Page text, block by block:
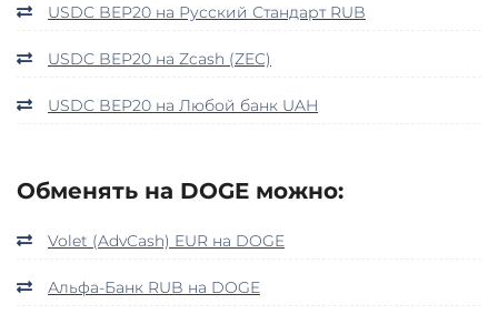
USDC BEP20 на Русский Стандарт RUB
USDC BEP20 на Zcash (ZEC)
USDC BEP20 на Любой банк UAH
Обменять на DOGE можно:
Volet (AdvCash) EUR на DOGE
Альфа-Банк RUB на DOGE